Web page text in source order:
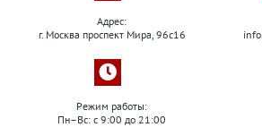
Адрес:
г. Москва проспект Мира, 96с16
Режим работы:
Пн–Вс: с 9:00 до 21:00